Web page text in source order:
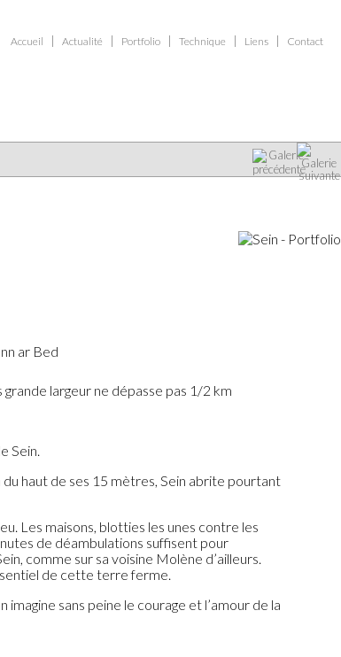
Accueil Actualité Portfolio Technique Liens Contact
ar Bed
largeur ne dépasse pas 1/2 km
Sein.
haut de ses 15 mètres, Sein abrite pourtant
Les maisons, blotties les unes contre les
de déambulations suffisent pour
comme sur sa voisine Molène d’ailleurs.
de cette terre ferme.
sans peine le courage et l’amour de la